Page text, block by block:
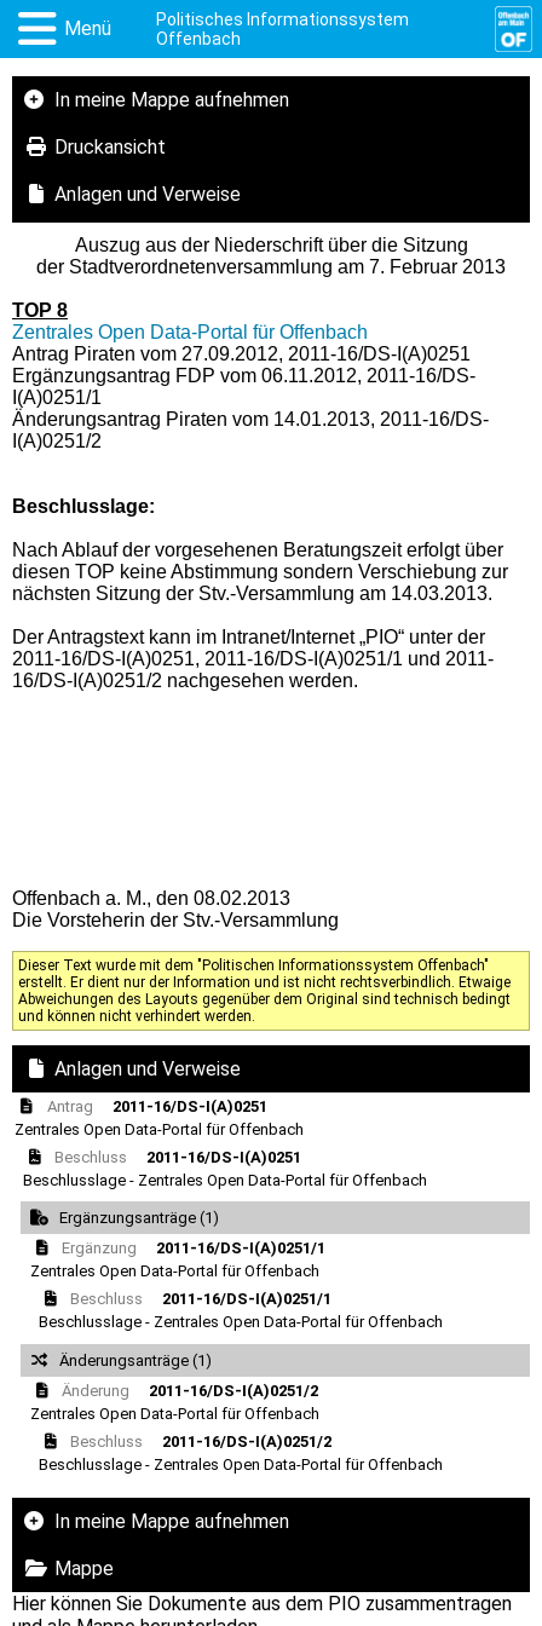
Menü
Politisches Informationssystem
Offenbach
In meine Mappe aufnehmen
Druckansicht
Anlagen und Verweise
Auszug aus der Niederschrift über die Sitzung
der Stadtverordnetenversammlung am 7. Februar 2013
TOP 8
Zentrales Open Data-Portal für Offenbach
Antrag Piraten vom 27.09.2012, 2011-16/DS-I(A)0251
Ergänzungsantrag FDP vom 06.11.2012, 2011-16/DS-
I(A)0251/1
Änderungsantrag Piraten vom 14.01.2013, 2011-16/DS-
I(A)0251/2
Beschlusslage:
Nach Ablauf der vorgesehenen Beratungszeit erfolgt über
diesen TOP keine Abstimmung sondern Verschiebung zur
nächsten Sitzung der Stv.-Versammlung am 14.03.2013.
Der Antragstext kann im Intranet/Internet „PIO“ unter der
2011-16/DS-I(A)0251, 2011-16/DS-I(A)0251/1 und 2011-
16/DS-I(A)0251/2 nachgesehen werden.
Offenbach a. M., den 08.02.2013
Die Vorsteherin der Stv.-Versammlung
Dieser Text wurde mit dem "Politischen Informationssystem Offenbach"
erstellt. Er dient nur der Information und ist nicht rechtsverbindlich. Etwaige
Abweichungen des Layouts gegenüber dem Original sind technisch bedingt
und können nicht verhindert werden.
Anlagen und Verweise
Antrag
2011-16/DS-I(A)0251
Zentrales Open Data-Portal für Offenbach
Beschluss
2011-16/DS-I(A)0251
Beschlusslage - Zentrales Open Data-Portal für Offenbach
Ergänzungsanträge (1)
Ergänzung
2011-16/DS-I(A)0251/1
Zentrales Open Data-Portal für Offenbach
Beschluss
2011-16/DS-I(A)0251/1
Beschlusslage - Zentrales Open Data-Portal für Offenbach
Änderungsanträge (1)
Änderung
2011-16/DS-I(A)0251/2
Zentrales Open Data-Portal für Offenbach
Beschluss
2011-16/DS-I(A)0251/2
Beschlusslage - Zentrales Open Data-Portal für Offenbach
In meine Mappe aufnehmen
Mappe
Hier können Sie Dokumente aus dem PIO zusammentragen